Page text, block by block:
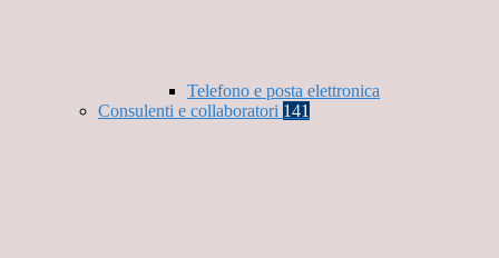
Telefono e posta elettronica
Consulenti e collaboratori 141